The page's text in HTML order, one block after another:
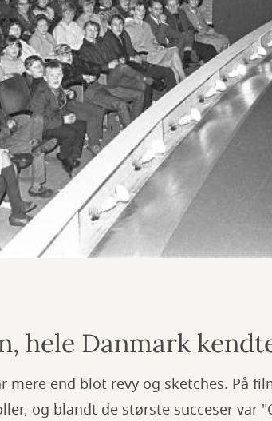
hele Danmark
mere end blot revy og sketches. På
og blandt de største succeser var